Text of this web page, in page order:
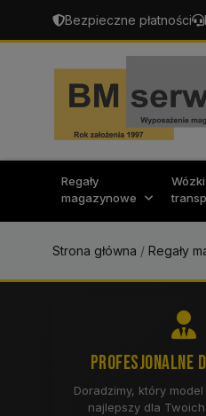
Bezpieczne płatności
Regały
magazynowe
Wózki
Strona główna / Regały
PROFESJONALNE
Doradzimy, który
najlepszy dla